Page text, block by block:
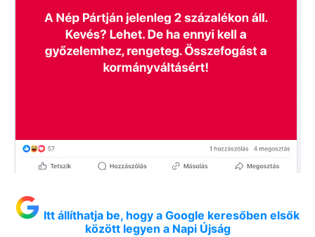
Itt állíthatja be, hogy a Google keresőben elsők
között legyen a Napi Újság